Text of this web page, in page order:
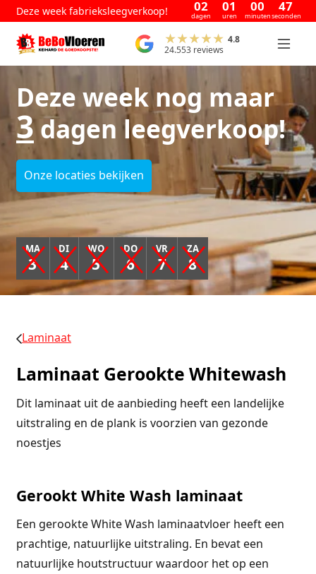
Deze week fabrieksleegverkoop! 02
dagen
01
uren
00
minuten
47
seconden
4.8
24.553 reviews
Deze week nog maar
3dagen leegverkoop!
Onze locaties bekijken
MA
3
DI
4
WO
5
DO
6
VR
7
ZA
8
Laminaat
Laminaat Gerookte Whitewash
Dit laminaat uit de aanbieding heeft een landelijke
uitstraling en de plank is voorzien van gezonde
noestjes
Gerookt White Wash laminaat
Een gerookte White Wash laminaatvloer heeft een
prachtige, natuurlijke uitstraling. En bevat een
natuurlijke houtstructuur waardoor het op een